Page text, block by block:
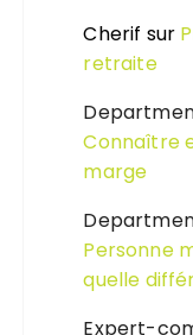
Cherif sur
retraite
Connaître
marge
Personne
quelle
Expert-